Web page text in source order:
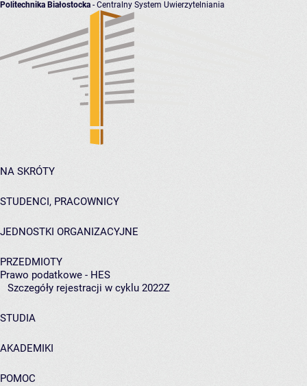
Politechnika Białostocka - Centralny System Uwierzytelniania
NA SKRÓTY
STUDENCI, PRACOWNICY
JEDNOSTKI ORGANIZACYJNE
PRZEDMIOTY
Prawo podatkowe - HES
Szczegóły rejestracji w cyklu 2022Z
STUDIA
AKADEMIKI
POMOC